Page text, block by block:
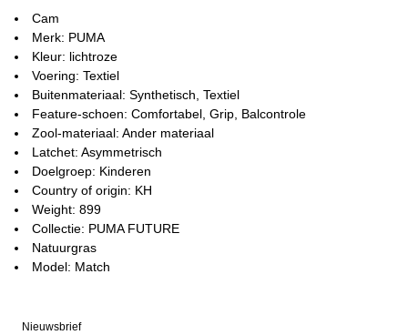
Cam
Merk: PUMA
Kleur: lichtroze
Voering: Textiel
Buitenmateriaal: Synthetisch, Textiel
Feature-schoen: Comfortabel, Grip, Balcontrole
Zool-materiaal: Ander materiaal
Latchet: Asymmetrisch
Doelgroep: Kinderen
Country of origin: KH
Weight: 899
Collectie: PUMA FUTURE
Natuurgras
Model: Match
Nieuwsbrief